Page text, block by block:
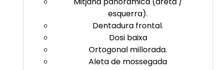
esquerra).
Dentadura frontal.
Dosi baixa
Ortogonal millorada.
Aleta de mossegada